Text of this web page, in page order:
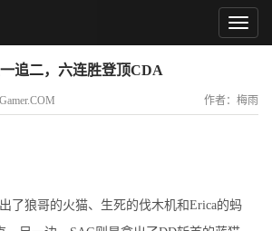
追二，六连胜登顶CDA
作者：梅雨
狼哥的火猫、生死的伐木机和Erica的蚂